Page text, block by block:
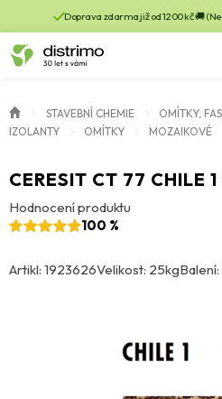
Doprava zdarma již od 1200 kč 🚚
STAVEBNÍ CHEMIE
OMÍTKY,
IZOLANTY
OMÍTKY MOZAIKOVÉ
CERESIT CT 77 CHILE
Hodnocení produktu
100 %
Artikl: 1923626Velikost: 25kgBalení: